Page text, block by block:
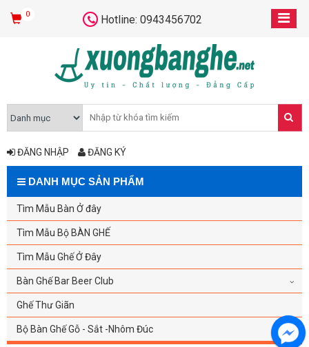
0 Hotline: 0943456702
ĐĂNG NHẬP ĐĂNG KÝ
DANH MỤC SẢN PHẨM
Tìm Mẫu Bàn Ở đây
Tìm Mẫu Bộ BÀN GHẾ
Tìm Mẫu Ghế Ở Đây
Bàn Ghế Bar Beer Club
Ghế Thư Giãn
Bộ Bàn Ghế Gỗ - Sắt -Nhôm Đúc